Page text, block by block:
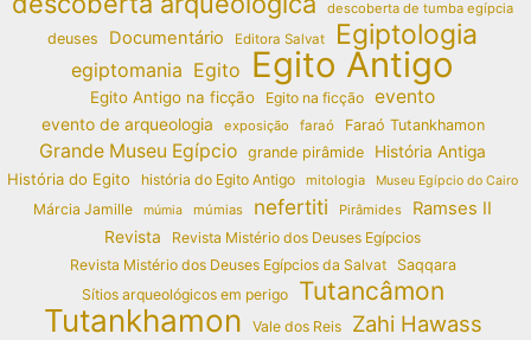
descoberta de tumba egípcia
deuses Documentário Editora Salvat Egiptologia
egiptomania Egito Egito Antigo
Egito Antigo na ficção Egito na ficção evento
evento de arqueologia exposição faraó Faraó Tutankhamon
Grande Museu Egípcio grande pirâmide
História Antiga
História do Egito
história do Egito Antigo mitologia Museu Egípcio do Cairo
Márcia Jamille múmia múmias nefertiti Pirâmides Ramses II
Revista
Revista Mistério dos Deuses Egípcios
Revista Mistério dos Deuses Egípcios da Salvat
Saqqara
Sítios arqueológicos em perigo
Tutancâmon
Tutankhamon Vale dos Reis Zahi Hawass